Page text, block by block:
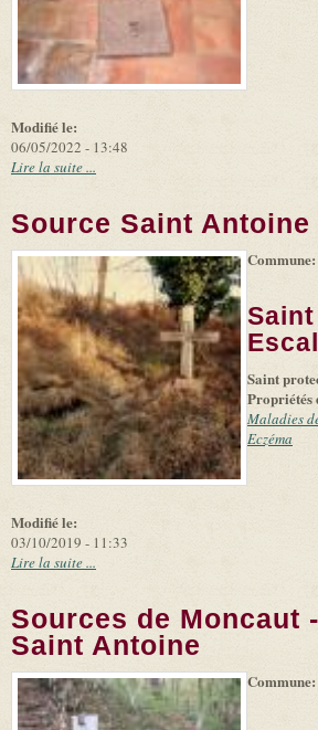
Modifié le:
06/05/2022 - 13:48
Lire la suite ...
Source Saint Antoine
-
Leaflet (link is
|
Tiles
(link is
external)
©
Microsoft
and
suppliers
Modifié le:
03/10/2019 - 11:33
Commune:
Saint
Saint
Propriétés
Maladies
Eczéma
Lire la suite ...
Sources de Moncaut
Saint Antoine
Leaflet (link is
|
Tiles
(link is
©
Commune: